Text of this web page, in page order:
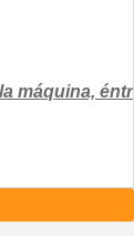
máquina,